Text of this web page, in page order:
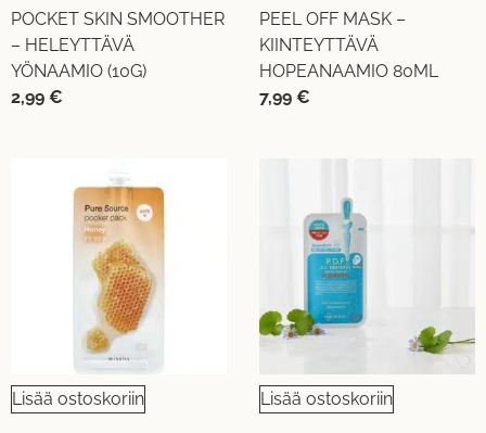
POCKET SKIN SMOOTHER
– HELEYTTÄVÄ
YÖNAAMIO (10G)
2,99 €
PEEL OFF MASK –
KIINTEYTTÄVÄ
HOPEANAAMIO 80ML
7,99 €
Lisää ostoskoriin Lisää ostoskoriin